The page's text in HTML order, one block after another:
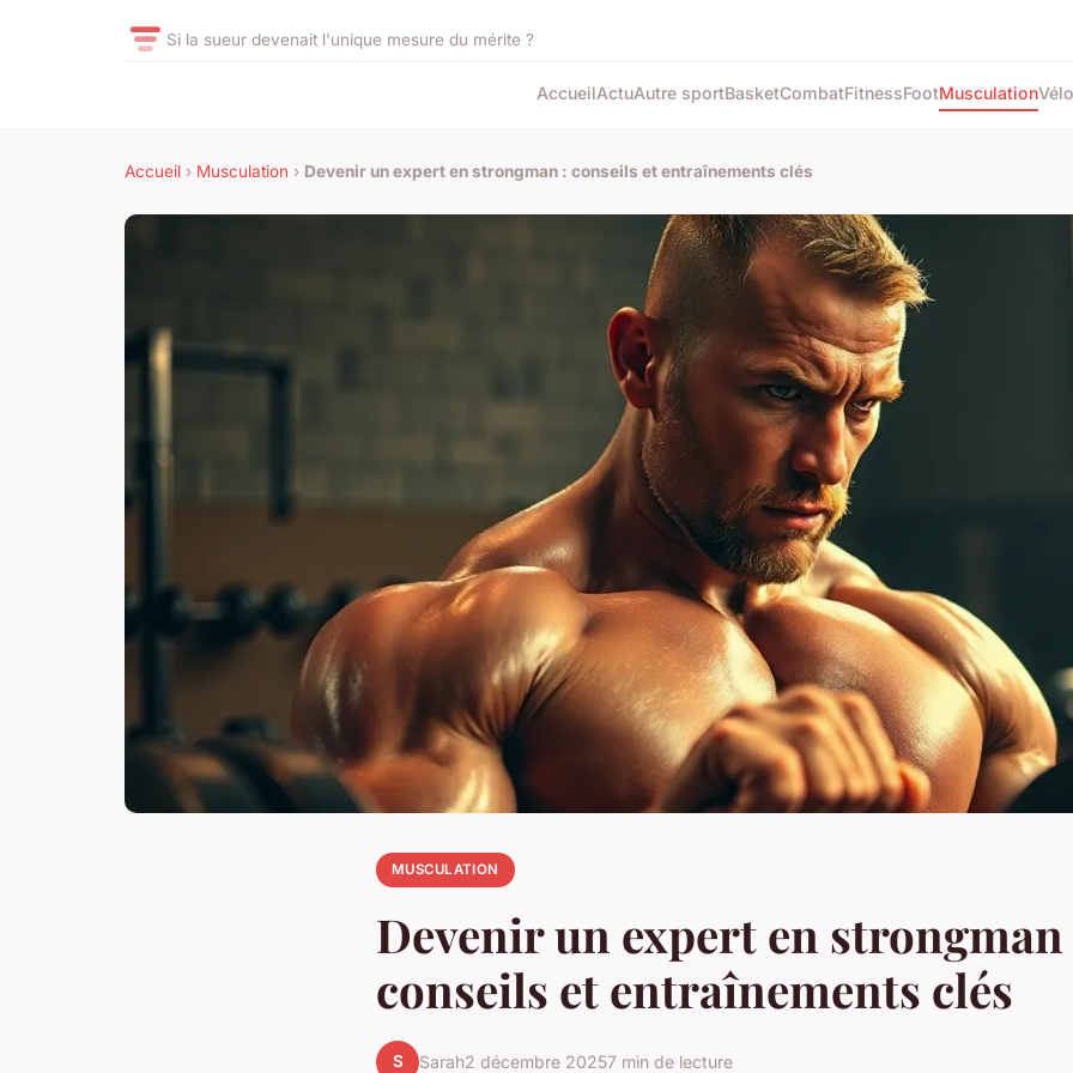
Si la sueur devenait l'unique mesure du mérite ?
AccueilActuAutre sportBasketCombatFitnessFootMusculationVélo
Accueil › Musculation › Devenir un expert en strongman : conseils et entraînements clés
MUSCULATION
Devenir un expert en strongman
conseils et entraînements clés
S Sarah2 décembre 20257 min de lecture